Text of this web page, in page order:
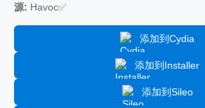
源: Havoc✅
添加到Cydia
添加到Installer
添加到Sileo